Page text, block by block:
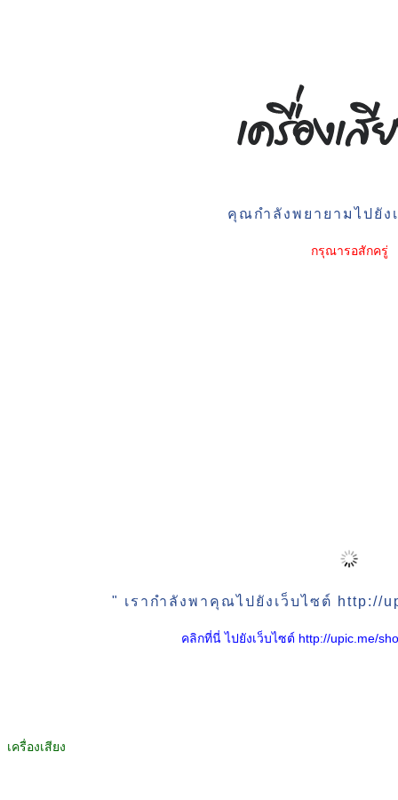
คุณกำลังพยายามไปยัง
กรุณารอสักครู่
" เรากำลังพาคุณไปยังเว็บไซต์ http://
คลิกที่นี่ ไปยังเว็บไซต์ http://upic.me/
เครื่องเสียง